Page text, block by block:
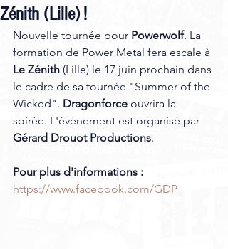
Zénith (Lille) !
Nouvelle tournée pour Powerwolf. La
formation de Power Metal fera escale à
Le Zénith (Lille) le 17 juin prochain dans
le cadre de sa tournée "Summer of the
Wicked". Dragonforce ouvrira la
soirée. L'événement est organisé par
Gérard Drouot Productions.
Pour plus d'informations :
https://www.facebook.com/GDP